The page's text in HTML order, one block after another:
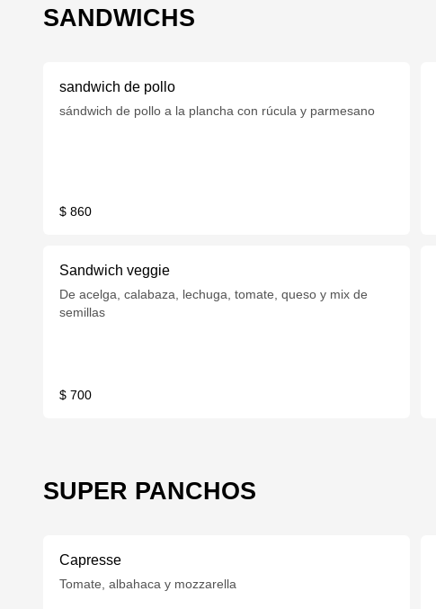
SANDWICHS
sandwich de pollo
sándwich de pollo a la plancha con rúcula y parmesano
$ 860
Sandwich veggie
De acelga, calabaza, lechuga, tomate, queso y mix de
semillas
$ 700
SUPER PANCHOS
Capresse
Tomate, albahaca y mozzarella